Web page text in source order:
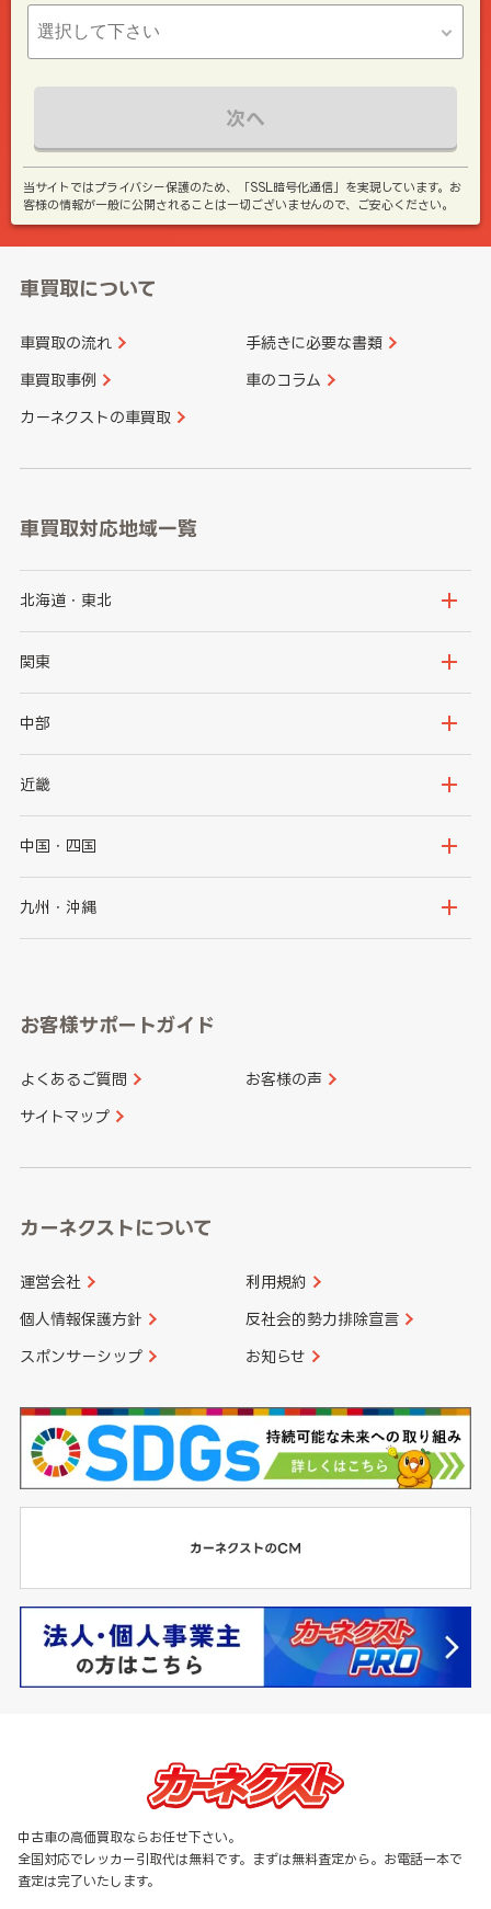
次へ
当サイトではプライバシー保護のため、「SSL暗号化通信」を実現しています。お
客様の情報が一般に公開されることは一切ございませんので、ご安心ください。
車買取について
車買取の流れ 手続きに必要な書類
車買取事例 車のコラム
カーネクストの車買取
車買取対応地域一覧
北海道・東北
北海道
岩手県
秋田県
関東
茨城県
群馬県
千葉県
中部
新潟県
石川県
山梨県
愛知県
近畿
大阪府
京都府
和歌山県
中国・四国
鳥取県
山口県
香川県 愛媛県
九州・沖縄
長崎県
大分県 宮崎県
お客様サポートガイド
よくあるご質問 お客様の声
サイトマップ
カーネクストについて
運営会社 利用規約
個人情報保護方針 反社会的勢力排除宣言
スポンサーシップ お知らせ
中古車の高価買取ならお任せ下さい。
全国対応でレッカー引取代は無料です。まずは無料査定から。お電話一本で
査定は完了いたします。